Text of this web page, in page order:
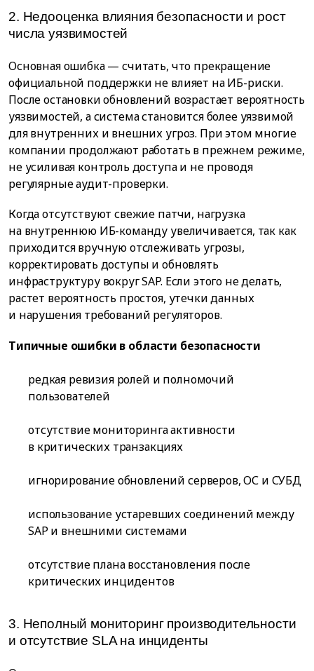
2. Недооценка влияния безопасности и рост
числа уязвимостей
Основная ошибка — считать, что прекращение
официальной поддержки не влияет на ИБ-риски.
После остановки обновлений возрастает вероятность
уязвимостей, а система становится более уязвимой
для внутренних и внешних угроз. При этом многие
компании продолжают работать в прежнем режиме,
не усиливая контроль доступа и не проводя
регулярные аудит-проверки.
Когда отсутствуют свежие патчи, нагрузка
на внутреннюю ИБ-команду увеличивается, так как
приходится вручную отслеживать угрозы,
корректировать доступы и обновлять
инфраструктуру вокруг SAP. Если этого не делать,
растет вероятность простоя, утечки данных
и нарушения требований регуляторов.
Типичные ошибки в области безопасности
редкая ревизия ролей и полномочий
пользователей
отсутствие мониторинга активности
в критических транзакциях
игнорирование обновлений серверов, ОС и СУБД
использование устаревших соединений между
SAP и внешними системами
отсутствие плана восстановления после
критических инцидентов
3. Неполный мониторинг производительности
и отсутствие SLA на инциденты